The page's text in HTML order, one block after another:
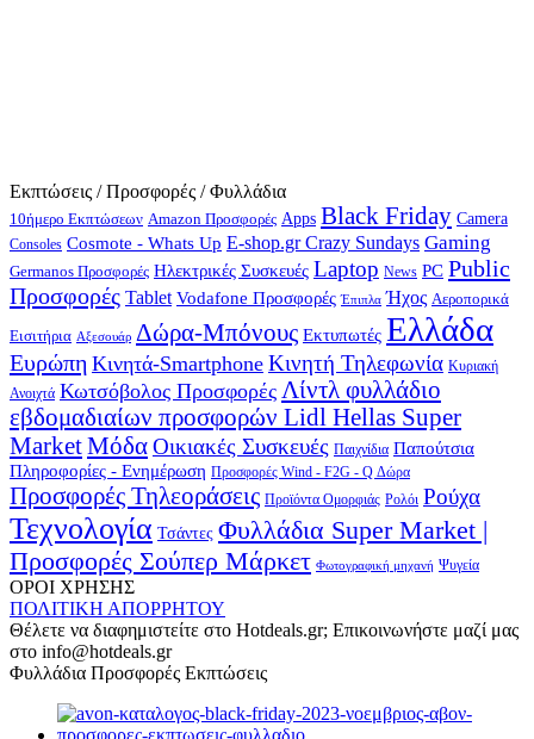
Εκπτώσεις / Προσφορές / Φυλλάδια
10ήμερο Εκπτώσεων Amazon Προσφορές Apps Black Friday Camera
Consoles Cosmote - Whats Up E-shop.gr Crazy Sundays Gaming
Germanos Προσφορές Hλεκτρικές Συσκευές Laptop News PC Public
Προσφορές Tablet Vodafone Προσφορές Έπιπλα Ήχος Αεροπορικά
Εισιτήρια Αξεσουάρ Δώρα-Μπόνους Εκτυπωτές Ελλάδα
Ευρώπη Κινητά-Smartphone Κινητή Τηλεφωνία Κυριακή
Ανοιχτά Κωτσόβολος Προσφορές Λίντλ φυλλάδιο
εβδομαδιαίων προσφορών Lidl Hellas Super
MarketΜόδαΟικιακές Συσκευές Παιχνίδια Παπούτσια
Πληροφορίες - Ενημέρωση Προσφορές Wind - F2G - Q Δώρα
Προσφορές Τηλεοράσεις Προϊόντα Ομορφιάς Ρολόι Ρούχα
Τεχνολογία Τσάντες Φυλλάδια Super Market |
Προσφορές Σούπερ Μάρκετ Φωτογραφική μηχανή Ψυγεία
ΟΡΟΙ ΧΡΗΣΗΣ
ΠΟΛΙΤΙΚΗ ΑΠΟΡΡΗΤΟΥ
Θέλετε να διαφημιστείτε στο Hotdeals.gr; Επικοινωνήστε μαζί μας
στο info@hotdeals.gr
Φυλλάδια Προσφορές Εκπτώσεις